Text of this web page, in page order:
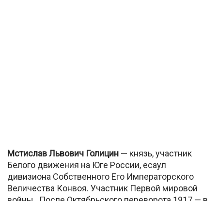
Мстислав Львович Голицин — князь, участник
Белого движения на Юге России, есаул
дивизиона Собственного Его Императорского
Величества Конвоя. Участник Первой мировой